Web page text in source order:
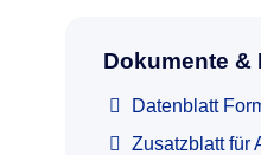
Dokumente &
Datenblatt
Zusatzblatt für